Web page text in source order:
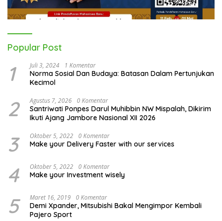
Popular Post
1 Juli 3, 2024 1 Komentar
Norma Sosial Dan Budaya: Batasan Dalam Pertunjukan
Kecimol
2 Agustus 7, 2026 0 Komentar
Santriwati Ponpes Darul Muhibbin NW Mispalah, Dikirim
Ikuti Ajang Jambore Nasional XII 2026
3 Oktober 5, 2022 0 Komentar
Make your Delivery Faster with our services
4 Oktober 5, 2022 0 Komentar
Make your Investment wisely
5 Maret 16, 2019 0 Komentar
Demi Xpander, Mitsubishi Bakal Mengimpor Kembali
Pajero Sport